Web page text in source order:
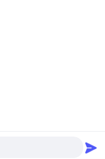
rechten voorbehoudena.